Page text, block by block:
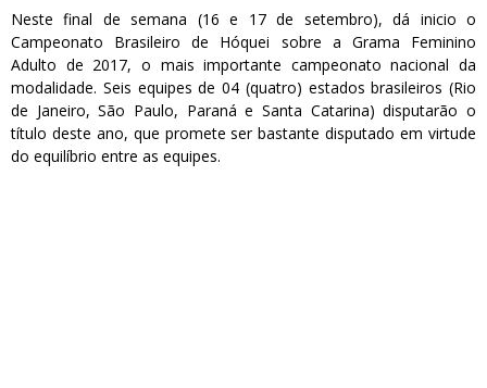
Neste final de semana (16 e 17 de setembro), dá inicio o
Campeonato Brasileiro de Hóquei sobre a Grama Feminino
Adulto de 2017, o mais importante campeonato nacional da
modalidade. Seis equipes de 04 (quatro) estados brasileiros (Rio
de Janeiro, São Paulo, Paraná e Santa Catarina) disputarão o
título deste ano, que promete ser bastante disputado em virtude
do equilíbrio entre as equipes.